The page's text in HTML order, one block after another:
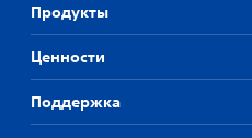
Продукты
Ценности
Поддержка